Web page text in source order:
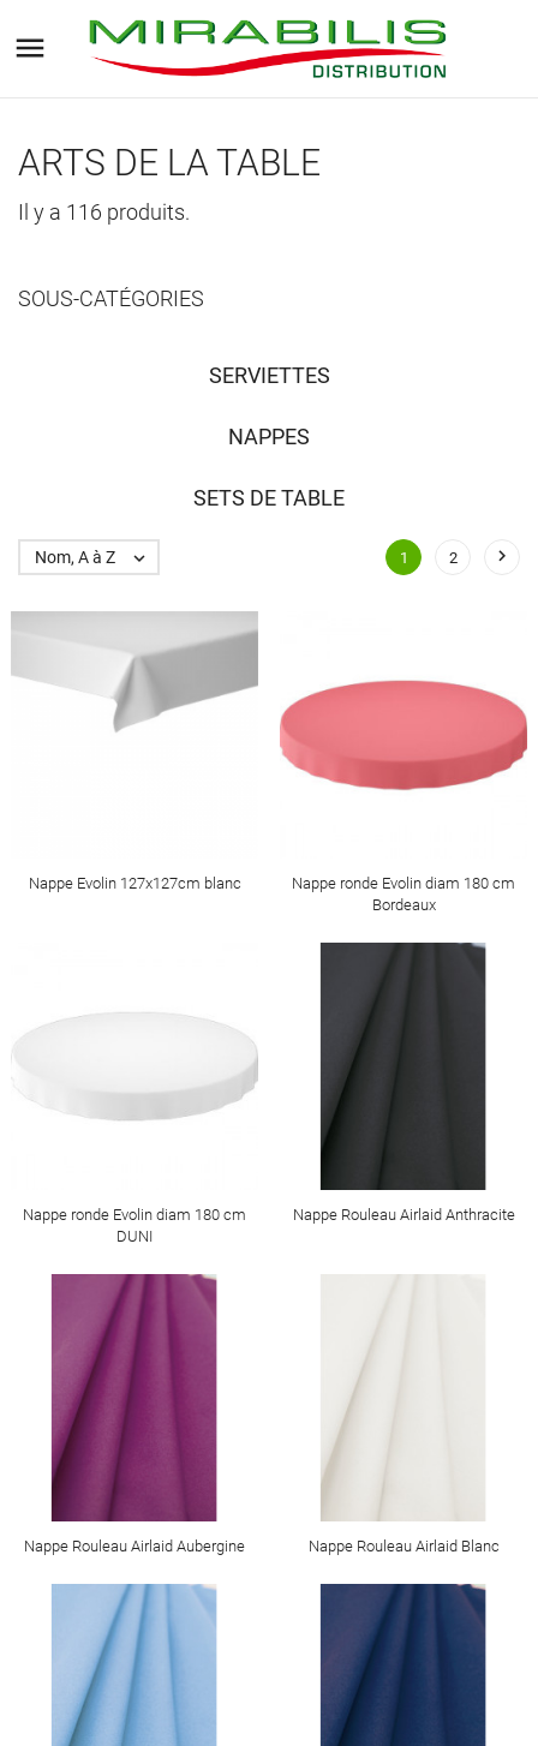

ARTS DE LA TABLE
Il y a 116 produits.
SOUS-CATÉGORIES
SERVIETTES
NAPPES
SETS DE TABLE
Nom, A à Z  1 2 
Nappe Evolin 127x127cm blanc
Nappe ronde Evolin diam 180 cm
Bordeaux
Nappe ronde Evolin diam 180 cm
DUNI
Nappe Rouleau Airlaid Anthracite
Nappe Rouleau Airlaid Aubergine Nappe Rouleau Airlaid Blanc